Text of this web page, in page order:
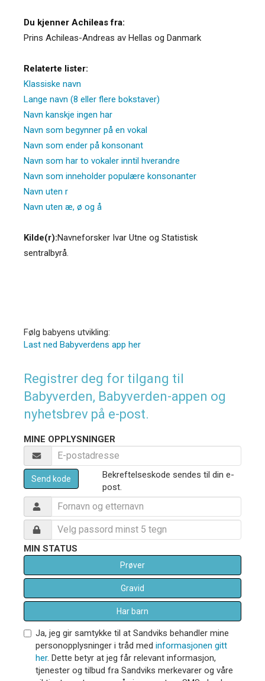
Du kjenner Achileas fra:
Prins Achileas-Andreas av Hellas og Danmark
Relaterte lister:
Klassiske navn
Lange navn (8 eller flere bokstaver)
Navn kanskje ingen har
Navn som begynner på en vokal
Navn som ender på konsonant
Navn som har to vokaler inntil hverandre
Navn som inneholder populære konsonanter
Navn uten r
Navn uten æ, ø og å
Kilde(r):Navneforsker Ivar Utne og Statistisk
sentralbyrå.
Følg babyens utvikling:
Last ned Babyverdens app her
Registrer deg for tilgang til
Babyverden, Babyverden-appen og
nyhetsbrev på e-post.
MINE OPPLYSNINGER
Send kode
Bekreftelseskode sendes til din e-
post.
MIN STATUS
Prøver
Gravid
Har barn
Ja, jeg gir samtykke til at Sandviks behandler mine
personopplysninger i tråd med informasjonen gitt
her. Dette betyr at jeg får relevant informasjon,
tjenester og tilbud fra Sandviks merkevarer og våre